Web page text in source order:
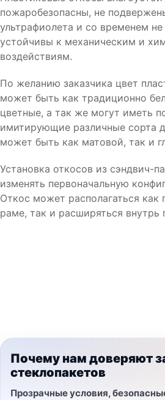
пожаробезопасны, не
ультрафиолета и со временем
устойчивы к механическим и
воздействиям.
По желанию заказчика цвет
может быть как традиционно
цветные, а так же могут иметь
имитирующие различные сорта
может быть как матовой, так и
Установка откосов из сэндвич-
изменять первоначальную
Откос может располагаться
раме, так и расширяться внутрь
Почему нам доверяют
стеклопакетов
Прозрачные условия,